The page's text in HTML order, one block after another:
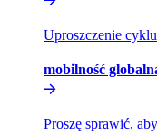
Uproszczenie
mobilność
Proszę sprawić,